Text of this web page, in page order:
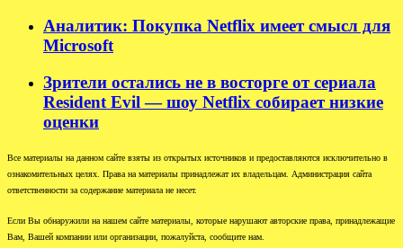
Аналитик: Покупка Netflix имеет смысл для
Microsoft
Зрители остались не в восторге от сериала
Resident Evil — шоу Netflix собирает низкие
оценки
Все материалы на данном сайте взяты из открытых источников и предоставляются исключительно в
ознакомительных целях. Права на материалы принадлежат их владельцам. Администрация сайта
ответственности за содержание материала не несет.
Если Вы обнаружили на нашем сайте материалы, которые нарушают авторские права, принадлежащие
Вам, Вашей компании или организации, пожалуйста, сообщите нам.